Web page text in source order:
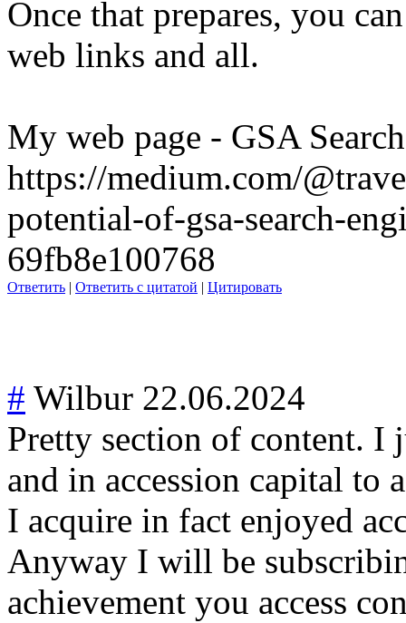
Once that prepares, you
web links and all.
My web page - GSA
https://medium.com/
potential-of-gsa-search-
69fb8e100768
Ответить | Ответить с цитатой | Цитировать
# Wilbur 22.06.2024
Pretty section of content. I
and in accession capital to
I acquire in fact enjoyed
Anyway I will be
achievement you access